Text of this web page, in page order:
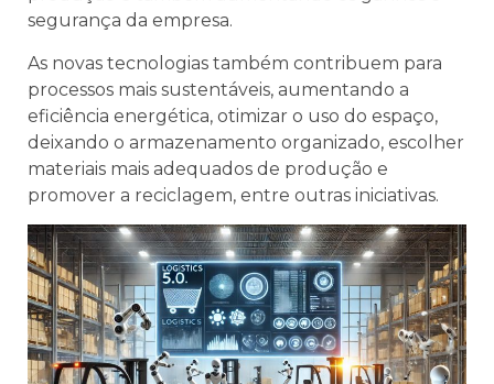
segurança da empresa.
As novas tecnologias também contribuem para
processos mais sustentáveis, aumentando a
eficiência energética, otimizar o uso do espaço,
deixando o armazenamento organizado, escolher
materiais mais adequados de produção e
promover a reciclagem, entre outras iniciativas.